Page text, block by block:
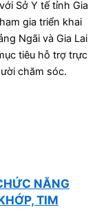
Sở Y tế tỉnh Gia
gia triển khai
Ngãi và Gia Lai
tiêu hỗ trợ trực
chăm sóc.
NĂNG
TIM